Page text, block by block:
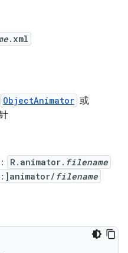
.xml
ObjectAnimator 或
R.animator. filename
:]animator/ filename